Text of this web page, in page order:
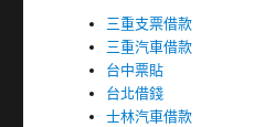
三重支票借款
三重汽車借款
台中票貼
台北借錢
士林汽車借款